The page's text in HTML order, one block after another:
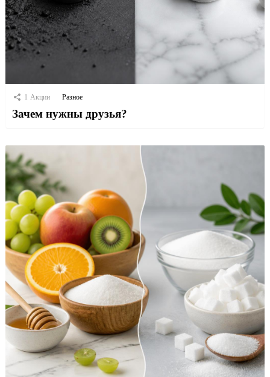
1 Акции Разное
Зачем нужны друзья?